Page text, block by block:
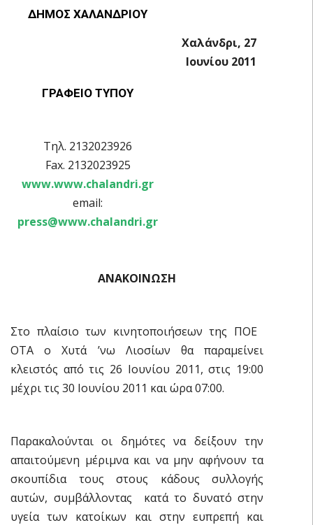
ΔΗΜΟΣ ΧΑΛΑΝΔΡΙΟΥ
Χαλάνδρι, 27
Ιουνίου 2011
ΓΡΑΦΕΙΟ ΤΥΠΟΥ
Τηλ. 2132023926
Fax. 2132023925
www.www.chalandri.gr
email:
press@www.chalandri.gr
ΑΝΑΚΟΙΝΩΣΗ
Στο πλαίσιο των κινητοποιήσεων της ΠΟΕ 
ΟΤΑ ο Χυτά ʼνω Λιοσίων θα παραμείνει
κλειστός από τις 26 Ιουνίου 2011, στις 19:00
μέχρι τις 30 Ιουνίου 2011 και ώρα 07:00.
Παρακαλούνται οι δημότες να δείξουν την
απαιτούμενη μέριμνα και να μην αφήνουν τα
σκουπίδια τους στους κάδους συλλογής
αυτών, συμβάλλοντας κατά το δυνατό στην
υγεία των κατοίκων και στην ευπρεπή και